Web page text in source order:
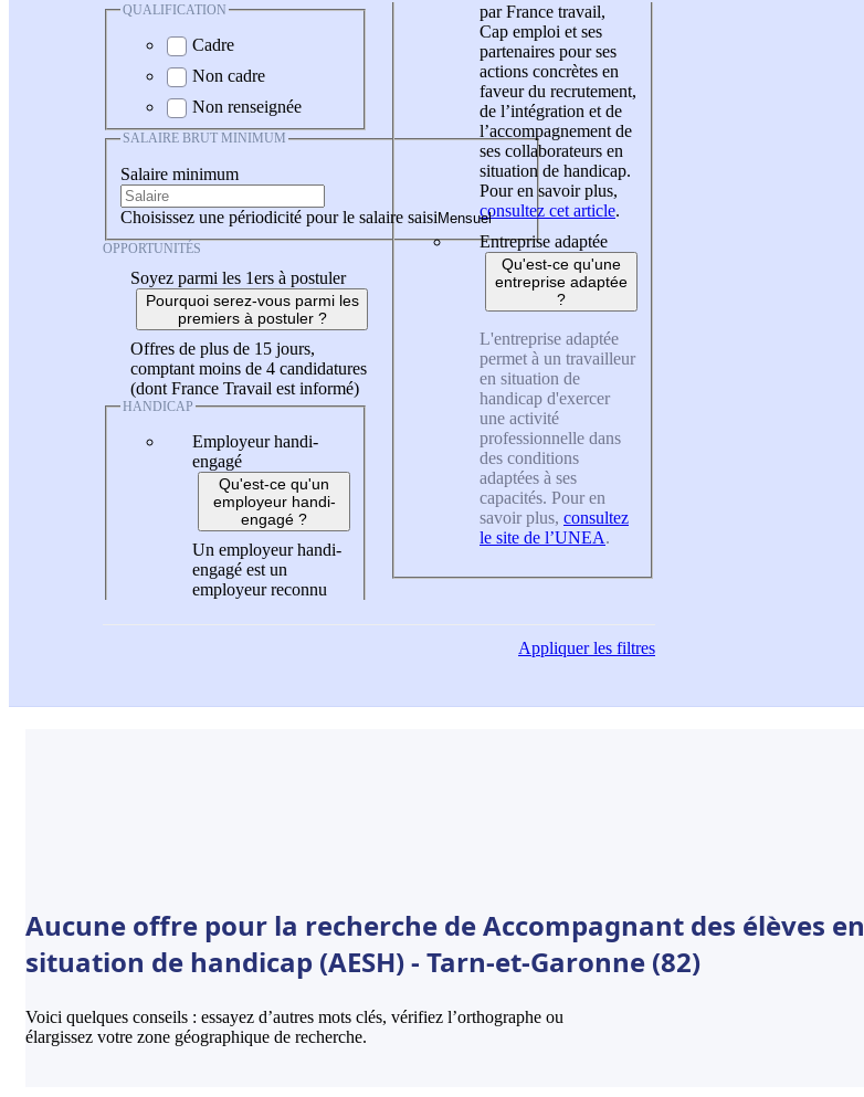
QUALIFICATION
Cadre
Non cadre
Non renseignée
SALAIRE BRUT MINIMUM
Salaire minimum
Choisissez une périodicité pour le salaire saisi
OPPORTUNITÉS
Soyez parmi les 1ers à postuler
Pourquoi serez-vous parmi les
premiers à postuler ?
Offres de plus de 15 jours,
comptant moins de 4 candidatures
(dont France Travail est informé)
HANDICAP
Employeur handi-
engagé
Qu'est-ce qu'un
employeur handi-
engagé ?
Un employeur handi-
engagé est un
employeur reconnu
par France travail,
Cap emploi et ses
partenaires pour ses
actions concrètes en
faveur du recrutement,
de l’intégration et de
l’accompagnement de
ses collaborateurs en
situation de handicap.
Pour en savoir plus,
consultez cet article.
Entreprise adaptée
Qu'est-ce qu'une
entreprise adaptée
?
L'entreprise adaptée
permet à un travailleur
en situation de
handicap d'exercer
une activité
professionnelle dans
des conditions
adaptées à ses
capacités. Pour en
savoir plus, consultez
le site de l’UNEA.
Appliquerles filtres
Aucune offre pour la recherche de Accompagnant des élèves en
situation de handicap (AESH) - Tarn-et-Garonne (82)
Voici quelques conseils : essayez d’autres mots clés, vérifiez l’orthographe ou
élargissez votre zone géographique de recherche.